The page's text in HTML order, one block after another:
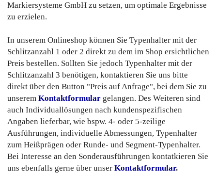
Markiersysteme GmbH zu setzen, um optimale Ergebnisse
zu erzielen.
In unserem Onlineshop können Sie Typenhalter mit der
Schlitzanzahl 1 oder 2 direkt zu dem im Shop ersichtlichen
Preis bestellen. Sollten Sie jedoch Typenhalter mit der
Schlitzanzahl 3 benötigen, kontaktieren Sie uns bitte
direkt über den Button "Preis auf Anfrage", bei dem Sie zu
unserem Kontaktformular gelangen. Des Weiteren sind
auch Individuallösungen nach kundenspezifischen
Angaben lieferbar, wie bspw. 4- oder 5-zeilige
Ausführungen, individuelle Abmessungen, Typenhalter
zum Heißprägen oder Runde- und Segment-Typenhalter.
Bei Interesse an den Sonderausführungen kontatkieren Sie
uns ebenfalls gerne über unser Kontaktformular.